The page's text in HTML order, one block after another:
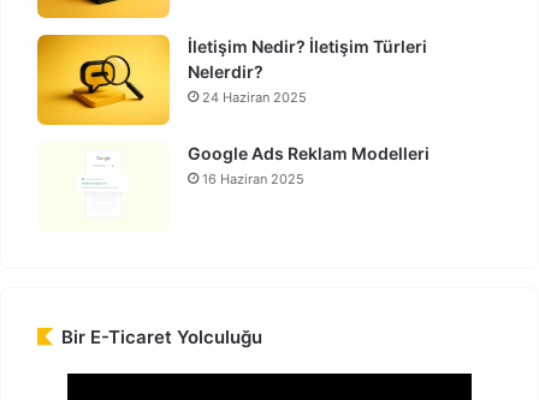
İletişim Nedir? İletişim Türleri
Nelerdir?
24 Haziran 2025
Google Ads Reklam Modelleri
16 Haziran 2025
Bir E-Ticaret Yolculuğu